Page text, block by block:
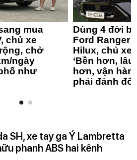
mua
chủ xe
chở
ngày
như
Dùng 4 đời
Ford Ranger
Hilux, chủ xe
‘Bền hơn,
hơn, vận
phải đánh
SH, xe tay ga Ý Lambretta
phanh ABS hai kênh